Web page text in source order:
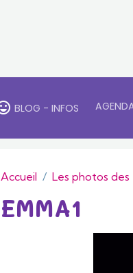
BLOG - INFOS
Accueil Les photos
EMMA1